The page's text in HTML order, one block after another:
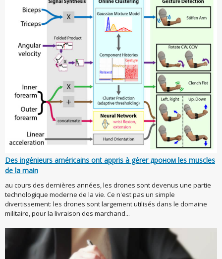
Des ingénieurs américains ont appris à gérer дроном les muscles
de la main
au cours des dernières années, les drones sont devenus une partie
technologique moderne de la vie. Ce n'est pas un simple
divertissement: les drones sont largement utilisés dans le domaine
militaire, pour la livraison des marchand...